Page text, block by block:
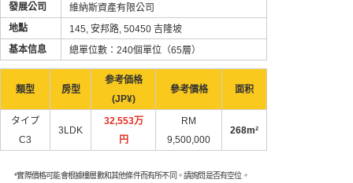
發展公司
維納斯資產有限公司
地點
145, 安邦路, 50450 吉隆坡
基本信息
總單位數：240個單位（65層）
類型 房型
参考価格
(JP¥)
參考價格 面积
タイプ
C3
3LDK
32,553万
円
RM
9,500,000
268m²
*實際價格可能會根據樓層數和其他條件而有所不同。請詢問是否有空位。